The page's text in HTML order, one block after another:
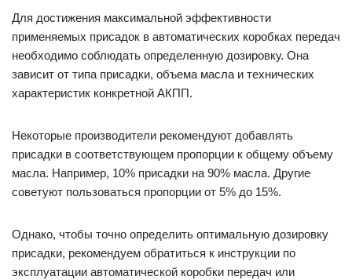
Для достижения максимальной эффективности
применяемых присадок в автоматических коробках передач
необходимо соблюдать определенную дозировку. Она
зависит от типа присадки, объема масла и технических
характеристик конкретной АКПП.
Некоторые производители рекомендуют добавлять
присадки в соответствующем пропорции к общему объему
масла. Например, 10% присадки на 90% масла. Другие
советуют пользоваться пропорции от 5% до 15%.
Однако, чтобы точно определить оптимальную дозировку
присадки, рекомендуем обратиться к инструкции по
эксплуатации автоматической коробки передач или